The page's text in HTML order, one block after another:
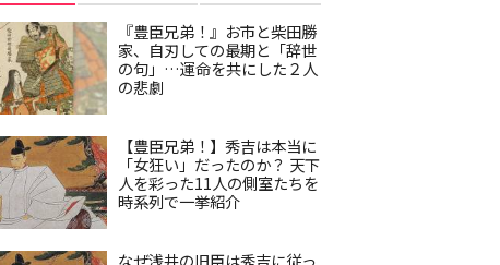
『豊臣兄弟！』お市と柴田勝
家、自刃しての最期と「辞世
の句」…運命を共にした２人
の悲劇
【豊臣兄弟！】秀吉は本当に
「女狂い」だったのか？ 天下
人を彩った11人の側室たちを
時系列で一挙紹介
なぜ浅井の旧臣は秀吉に従っ